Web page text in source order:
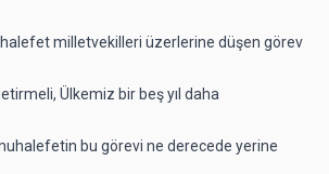
milletvekilleri üzerlerine düşen görev
Ülkemiz bir beş yıl daha
bu görevi ne derecede yerine